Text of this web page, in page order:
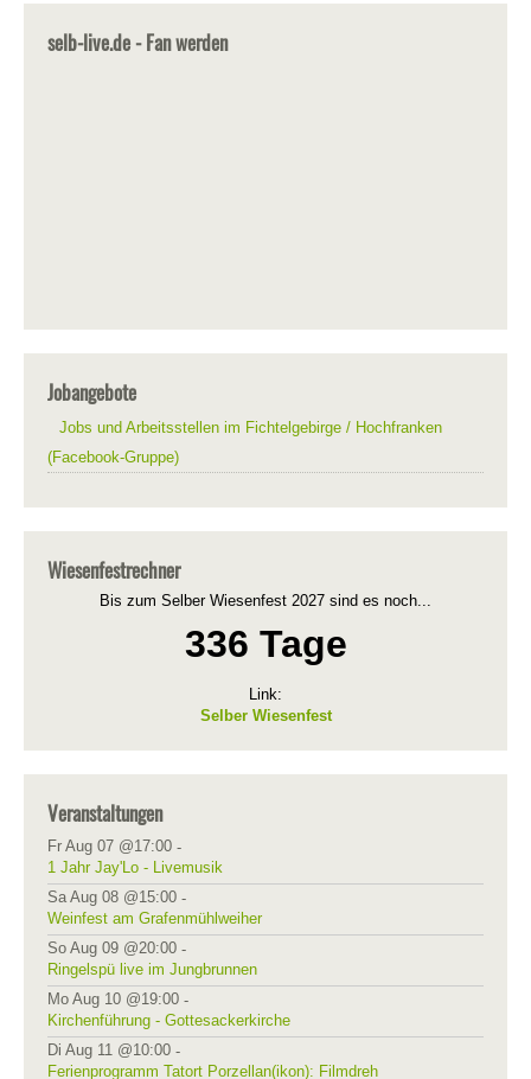
selb-live.de - Fan werden
Jobangebote
Jobs und Arbeitsstellen im Fichtelgebirge / Hochfranken
(Facebook-Gruppe)
Wiesenfestrechner
Bis zum Selber Wiesenfest 2027 sind es noch...
336 Tage
Link:
Selber Wiesenfest
Veranstaltungen
Fr Aug 07 @17:00 -
1 Jahr Jay'Lo - Livemusik
Sa Aug 08 @15:00 -
Weinfest am Grafenmühlweiher
So Aug 09 @20:00 -
Ringelspü live im Jungbrunnen
Mo Aug 10 @19:00 -
Kirchenführung - Gottesackerkirche
Di Aug 11 @10:00 -
Ferienprogramm Tatort Porzellan(ikon): Filmdreh